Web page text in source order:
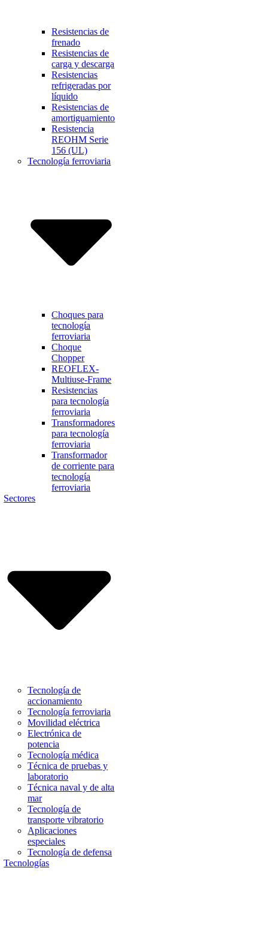
Resistencias de
frenado
Resistencias de
carga y descarga
Resistencias
refrigeradas por
líquido
Resistencias de
amortiguamiento
Resistencia
REOHM Serie
156 (UL)
Tecnología ferroviaria
Choques para
tecnología
ferroviaria
Choque
Chopper
REOFLEX-
Multiuse-Frame
Resistencias
para tecnología
ferroviaria
Transformadores
para tecnología
ferroviaria
Transformador
de corriente para
tecnología
ferroviaria
Sectores
Tecnología de
accionamiento
Tecnología ferroviaria
Movilidad eléctrica
Electrónica de
potencia
Tecnología médica
Técnica de pruebas y
laboratorio
Técnica naval y de alta
mar
Tecnología de
transporte vibratorio
Aplicaciones
especiales
Tecnología de defensa
Tecnologías